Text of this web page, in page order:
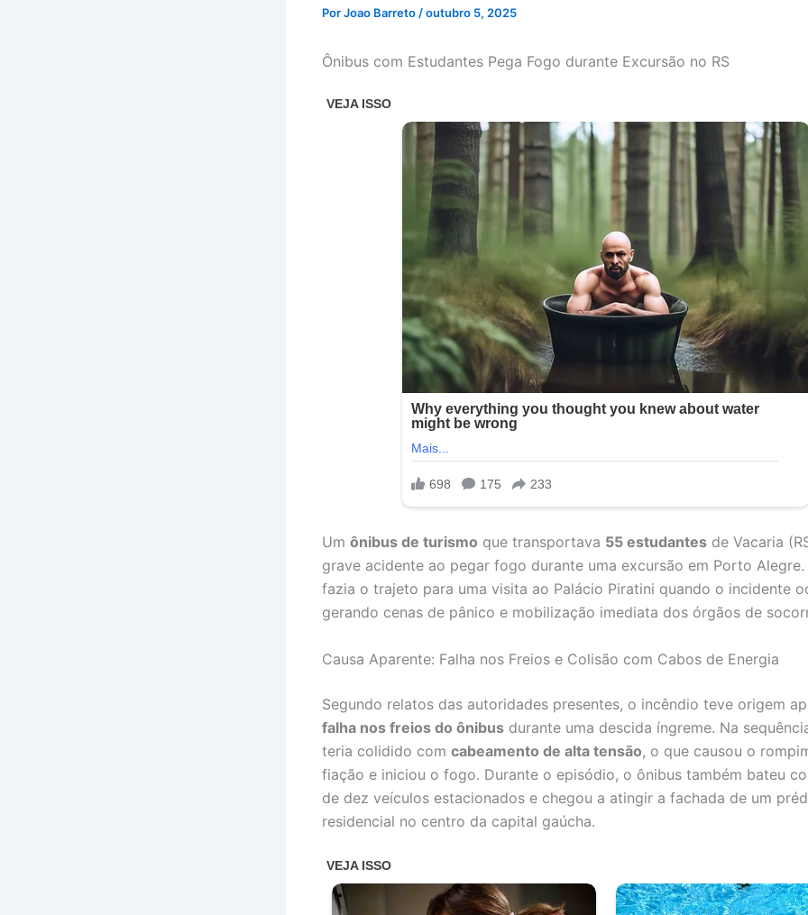
PorJoao Barreto /outubro 5, 2025
Ônibus com Estudantes Pega Fogo durante Excursão no RS
Um ônibus de turismo que transportava 55 estudantes de Vacaria
grave acidente ao pegar fogo durante uma excursão em Porto
fazia o trajeto para uma visita ao Palácio Piratini quando o incidente
gerando cenas de pânico e mobilização imediata dos órgãos de
Causa Aparente: Falha nos Freios e Colisão com Cabos de Energia
Segundo relatos das autoridades presentes, o incêndio teve origem
falha nos freios do ônibus durante uma descida íngreme. Na
teria colidido com cabeamento de alta tensão, o que causou o
fiação e iniciou o fogo. Durante o episódio, o ônibus também bateu
de dez veículos estacionados e chegou a atingir a fachada de um
residencial no centro da capital gaúcha.